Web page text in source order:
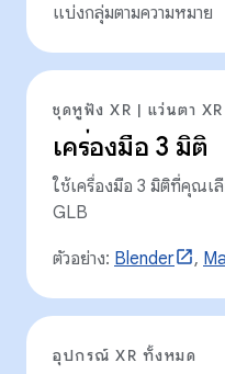
แบ่งกลุ่มตามความหมาย
ชุดหูฟัง XR | แว่นตา
เครื่องมือ 3 มิติ
ใช้เครื่องมือ 3 มิติที่คุณเ
GLB
ตัวอย่าง: Blender ,
อุปกรณ์ XR ทั้งหมด